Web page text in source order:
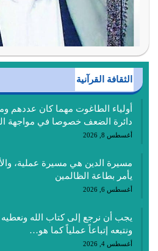
الثقافة القرآنية
أولياء الطاغوت مهما كان عددهم
دائرة الضعف خصوصا في مواجهة
أغسطس 8, 2026
مسيرة الدين هي مسيرة عملية،
يأمر بطاعة الظالمين
أغسطس 6, 2026
يجب أن نرجع إلى كتاب الله ونعطيه
ونتبعه إتباعاً عملياً كما هو…
أغسطس 4, 2026